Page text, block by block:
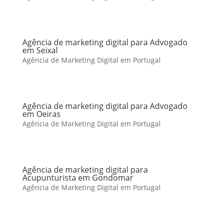
Agência de marketing digital para Advogado
em Seixal
Agência de Marketing Digital em Portugal
Agência de marketing digital para Advogado
em Oeiras
Agência de Marketing Digital em Portugal
Agência de marketing digital para
Acupunturista em Gondomar
Agência de Marketing Digital em Portugal